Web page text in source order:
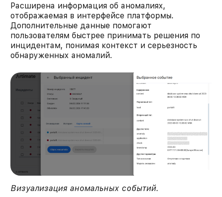
Расширена информация об аномалиях,
отображаемая в интерфейсе платформы.
Дополнительные данные помогают
пользователям быстрее принимать решения по
инцидентам, понимая контекст и серьезность
обнаруженных аномалий.​
Визуализация аномальных событий.